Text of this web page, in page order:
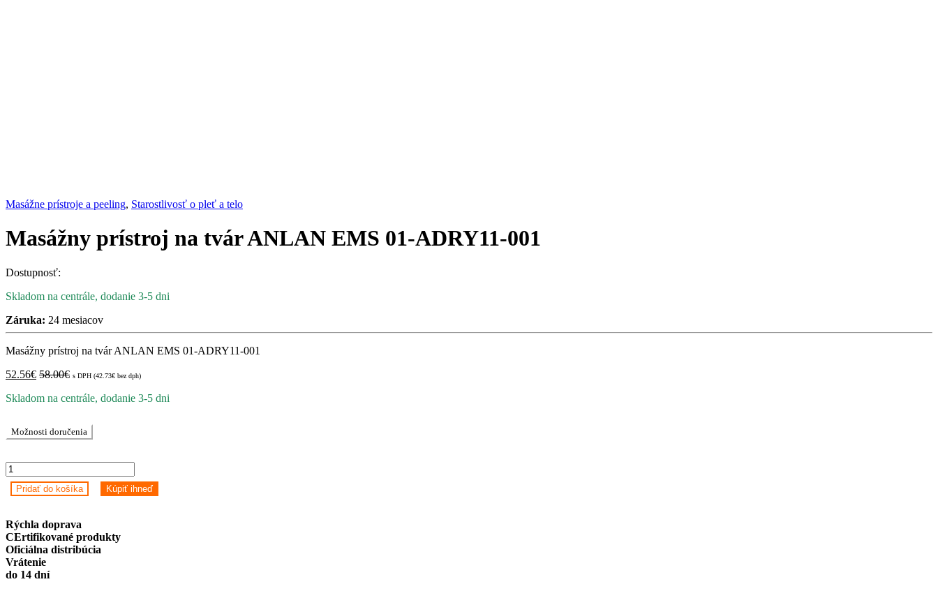
Masážne prístroje a peeling, Starostlivosť o pleť a telo
Masážny prístroj na tvár ANLAN EMS 01-ADRY11-001
Dostupnosť:
Skladom na centrále, dodanie 3-5 dni
Záruka: 24 mesiacov
Masážny prístroj na tvár ANLAN EMS 01-ADRY11-001
52.56€ 58.00€ s DPH (42.73€ bez dph)
Skladom na centrále, dodanie 3-5 dni
Možnosti doručenia
Masážny
prístroj
na
EMS
01-
ADRY11-
001
quantity
Pridať do košíka Kúpiť ihneď
Rýchla doprava
CErtifikované produkty
Oficiálna distribúcia
Vrátenie
do 14 dní